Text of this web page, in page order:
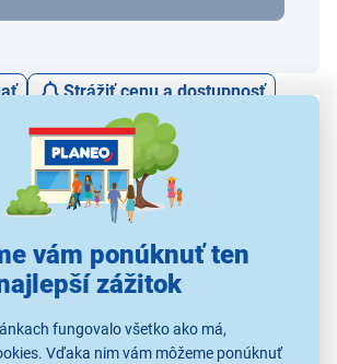
vám ponúknuť ten
zážitok
fungovalo všetko ako má,
Vďaka nim vám môžeme ponúknuť
Strážiť cenu a dostupnosť
produktu
Sage SEA401
39,90 €
Sage SEA502BTR
56,90 €